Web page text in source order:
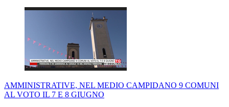
AMMINISTRATIVE, NEL MEDIO CAMPIDANO 9 COMUNI
AL VOTO IL 7 E 8 GIUGNO